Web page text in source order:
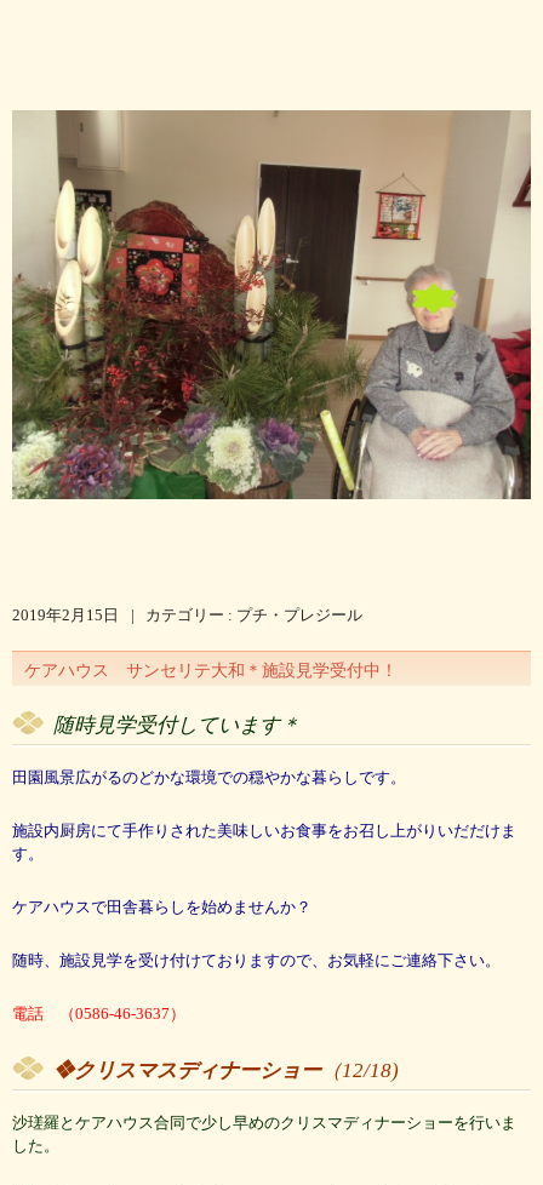
2019年2月15日 | カテゴリー : プチ・プレジール
ケアハウス サンセリテ大和＊施設見学受付中！
随時見学受付しています＊
田園風景広がるのどかな環境での穏やかな暮らしです。
施設内厨房にて手作りされた美味しいお食事をお召し上がりいだだけま
す。
ケアハウスで田舎暮らしを始めませんか？
随時、施設見学を受け付けておりますので、お気軽にご連絡下さい。
電話 （0586-46-3637）
❖クリスマスディナーショー（12/18)
沙瑳羅とケアハウス合同で少し早めのクリスマディナーショーを行いま
した。